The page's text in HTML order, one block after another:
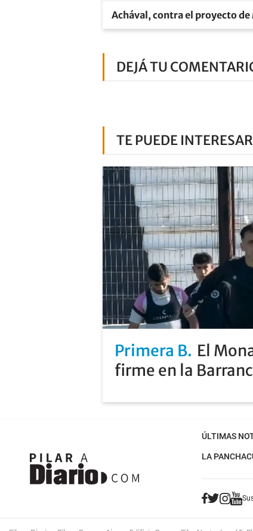
Achával, contra el proyecto
DEJÁ TU
TE PUEDE INTERESAR
Primera B El
firme en la
ÚLTIMAS
LA PANCHA